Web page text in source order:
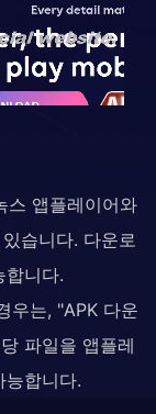
스 앱플레이어와
습니다. 다운로
합니다.
우는, "APK 다운
파일을 앱플레
합니다.